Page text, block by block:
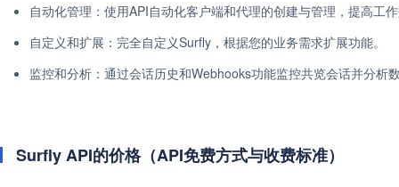
自动化管理：使用API自动化客户端和代理的创建与管理，提高工
自定义和扩展：完全自定义Surfly，根据您的业务需求扩展功能。
监控和分析：通过会话历史和Webhooks功能监控共览会话并分析
Surfly API的价格（API免费方式与收费标准）